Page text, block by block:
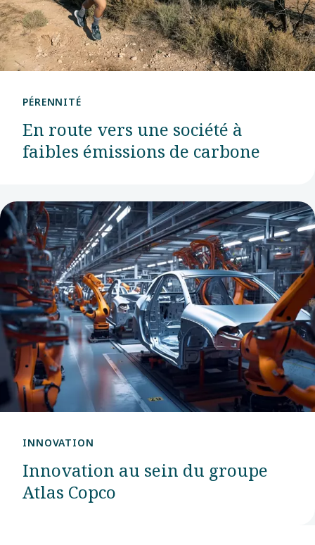
PÉRENNITÉ
En route vers une société à
faibles émissions de carbone
INNOVATION
Innovation au sein du groupe
Atlas Copco